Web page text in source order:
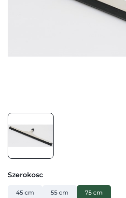
Szerokosc
45 cm 55 cm 75 cm